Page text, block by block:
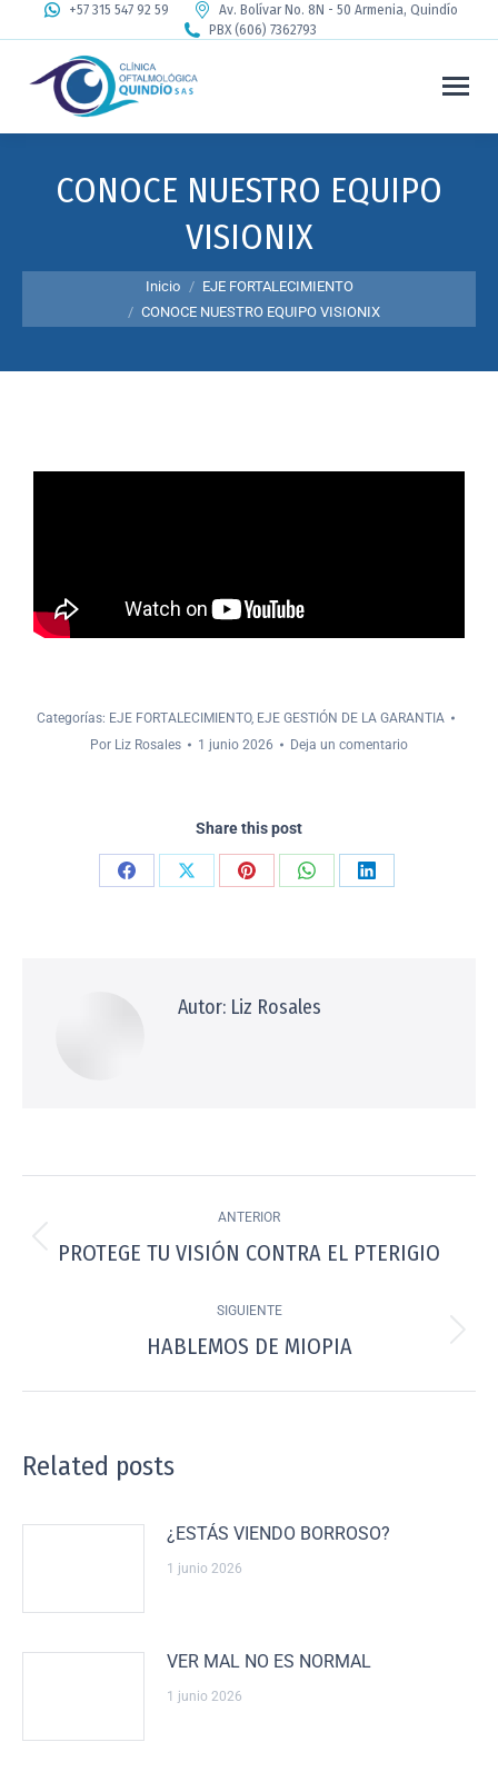
+57 315 547 92 59
Av. Bolívar No. 8N - 50 Armenia, Quindío
PBX (606) 7362793
CONOCE NUESTRO EQUIPO
VISIONIX
Estás aquí:
Inicio
EJE FORTALECIMIENTO
CONOCE NUESTRO EQUIPO VISIONIX
Categorías: EJE FORTALECIMIENTO, EJE GESTIÓN DE LA GARANTIA
Por Liz Rosales 1 junio 2026 Deja un comentario
Share this post
Autor: Liz Rosales
ANTERIOR
PROTEGE TU VISIÓN CONTRA EL PTERIGIO
SIGUIENTE
HABLEMOS DE MIOPIA
Related posts
¿ESTÁS VIENDO BORROSO?
1 junio 2026
VER MAL NO ES NORMAL
1 junio 2026